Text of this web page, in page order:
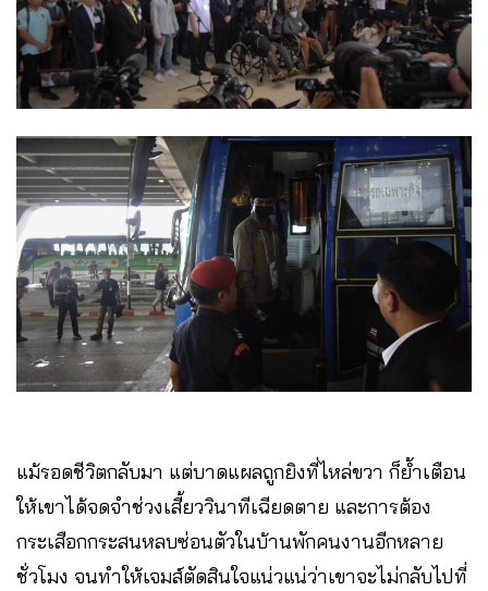
แม้รอดชีวิตกลับมา แต่บาดแผลถูกยิงที่ไหล่ขวา ก็ย้ำเตือน
ให้เขาได้จดจำช่วงเสี้ยววินาทีเฉียดตาย และการต้อง
กระเสือกกระสนหลบซ่อนตัวในบ้านพักคนงานอีกหลาย
ชั่วโมง จนทำให้เจมส์ตัดสินใจแน่วแน่ว่าเขาจะไม่กลับไปที่